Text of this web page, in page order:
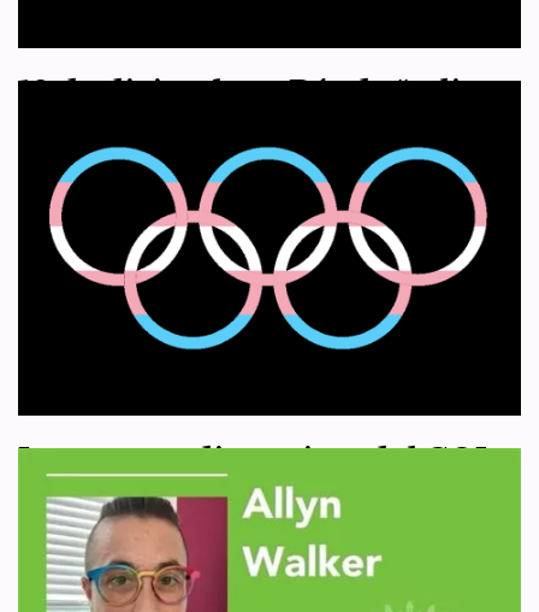
19 de diciembre: Día de “salir
la ideología de la identidad de
género
WHRC España 19 de diciembre de 2021 Actualidad Artículo 1
Un grupo de hombres y mujeres, especialmente vinculadas a las
organizaciones LGB, pero no solo, de Reino Unido ha decidido
Las nuevas directrices del COI
no presumen ninguna ventaja
por parte de los hombres sobre
las mujeres